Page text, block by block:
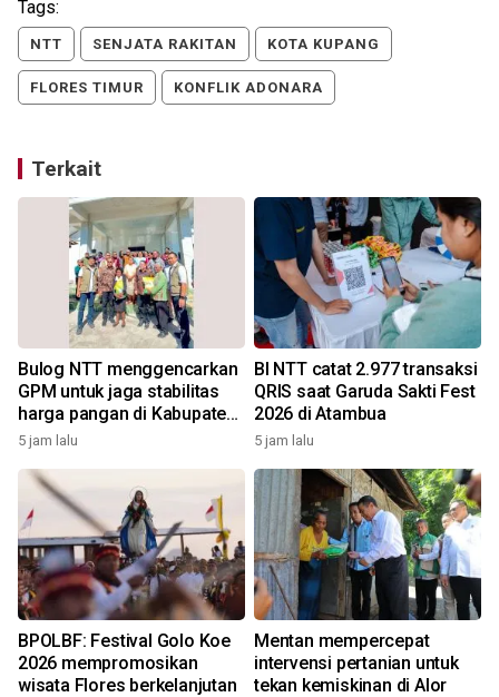
Tags:
NTT SENJATA RAKITAN KOTA KUPANG
FLORES TIMUR KONFLIK ADONARA
Terkait
Bulog NTT menggencarkan
GPM untuk jaga stabilitas
harga pangan di Kabupaten
Alor
5 jam lalu
BI NTT catat 2.977 transaksi
QRIS saat Garuda Sakti Fest
2026 di Atambua
5 jam lalu
BPOLBF: Festival Golo Koe
2026 mempromosikan
wisata Flores berkelanjutan
Mentan mempercepat
intervensi pertanian untuk
tekan kemiskinan di Alor